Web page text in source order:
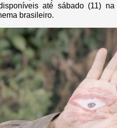
até sábado (11)
brasileiro.